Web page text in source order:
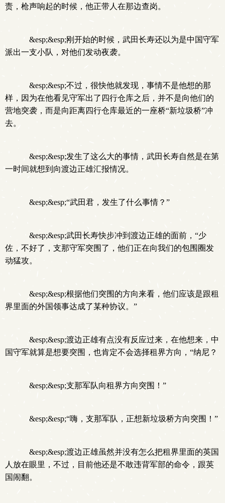
责，枪声响起的时候，他正带人在那边查岗。
&esp;&esp;刚开始的时候，武田长寿还以为是中国守军
派出一支小队，对他们发动夜袭。
&esp;&esp;不过，很快他就发现，事情不是他想的那
样，因为在他看见守军出了四行仓库之后，并不是向他们的
营地突袭，而是向距离四行仓库最近的一座桥“新垃圾桥”冲
去。
&esp;&esp;发生了这么大的事情，武田长寿自然是在第
一时间就想到向渡边正雄汇报情况。
&esp;&esp;“武田君，发生了什么事情？”
&esp;&esp;武田长寿快步冲到渡边正雄的面前，“少
佐，不好了，支那守军突围了，他们正在向我们的包围圈发
动猛攻。
&esp;&esp;根据他们突围的方向来看，他们应该是跟租
界里面的外国领事达成了某种协议。”
&esp;&esp;渡边正雄有点没有反应过来，在他想来，中
国守军就算是想要突围，也肯定不会选择租界方向，“纳尼？
&esp;&esp;支那军队向租界方向突围！”
&esp;&esp;“嗨，支那军队，正想新垃圾桥方向突围！”
&esp;&esp;渡边正雄虽然并没有怎么把租界里面的英国
人放在眼里，不过，目前他还是不敢违背军部的命令，跟英
国闹翻。